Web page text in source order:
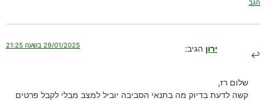
הגב
ירון הגיב: 29/01/2025 בשעה 21:25
שלום רז,
קשה לדעת בדיוק מה בתנאי הסביבה יוביל למצב מבלי לקבל פרטים